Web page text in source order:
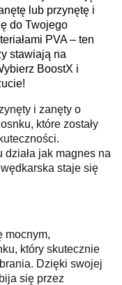
lub przynętę i
do Twojego
PVA – ten
stawiają na
BoostX i
i zanęty o
które zostały
jak magnes na
staje się
mocnym,
który skutecznie
Dzięki swojej
się przez